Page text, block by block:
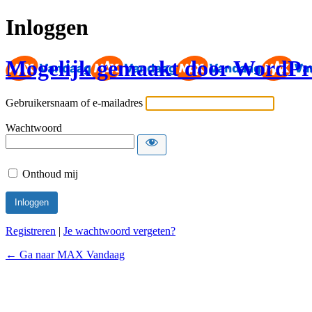
Inloggen
Mogelijk gemaakt door
Gebruikersnaam of e-mailadres
Wachtwoord
Onthoud mij
Registreren | Je wachtwoord vergeten?
← Ga naar MAX Vandaag